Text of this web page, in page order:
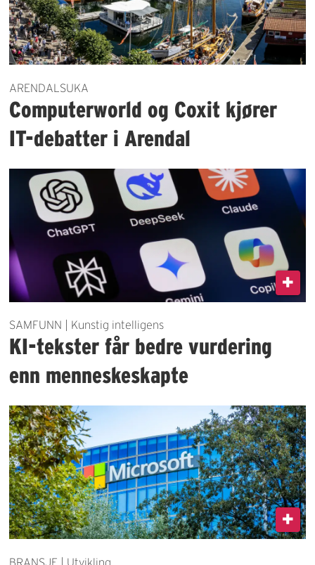
ARENDALSUKA
Computerworld og Coxit kjører
IT-debatter i Arendal
SAMFUNN | Kunstig intelligens
KI-tekster får bedre vurdering
enn menneskeskapte
BRANSJE | Utvikling